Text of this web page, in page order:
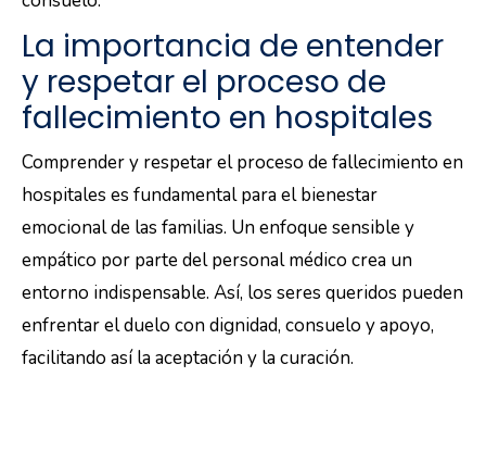
La importancia de entender
y respetar el proceso de
fallecimiento en hospitales
Comprender y respetar el proceso de fallecimiento en
hospitales es fundamental para el bienestar
emocional de las familias. Un enfoque sensible y
empático por parte del personal médico crea un
entorno indispensable. Así, los seres queridos pueden
enfrentar el duelo con dignidad, consuelo y apoyo,
facilitando así la aceptación y la curación.